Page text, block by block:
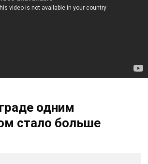
одним
стало больше